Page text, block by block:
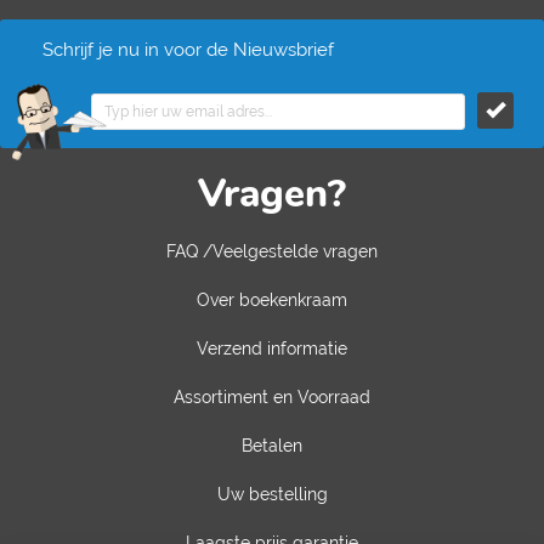
Schrijf je nu in voor de Nieuwsbrief
Vragen?
FAQ /Veelgestelde vragen
Over boekenkraam
Verzend informatie
Assortiment en Voorraad
Betalen
Uw bestelling